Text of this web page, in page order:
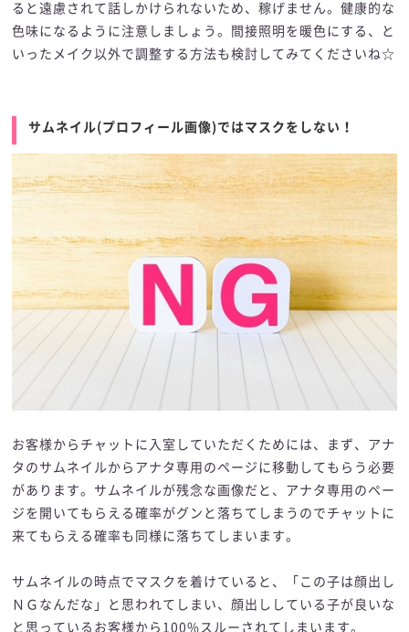
ると遠慮されて話しかけられないため、稼げません。健康的な
色味になるように注意しましょう。間接照明を暖色にする、と
いったメイク以外で調整する方法も検討してみてくださいね☆
サムネイル(プロフィール画像)ではマスクをしない！
お客様からチャットに入室していただくためには、まず、アナ
タのサムネイルからアナタ専用のページに移動してもらう必要
があります。サムネイルが残念な画像だと、アナタ専用のペー
ジを開いてもらえる確率がグンと落ちてしまうのでチャットに
来てもらえる確率も同様に落ちてしまいます。
サムネイルの時点でマスクを着けていると、「この子は顔出し
ＮＧなんだな」と思われてしまい、顔出ししている子が良いな
と思っているお客様から100%スルーされてしまいます。